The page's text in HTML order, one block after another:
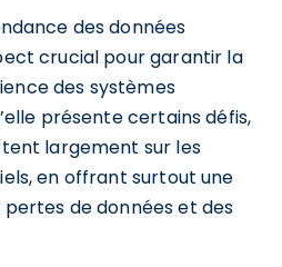
des données
crucial pour garantir la
des systèmes
présente certains défis,
largement sur les
en offrant surtout une
de données et des